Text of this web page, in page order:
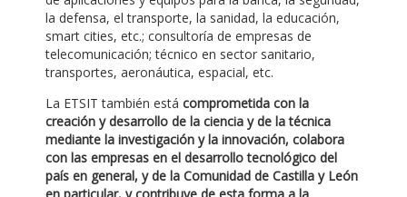
la defensa, el transporte, la sanidad, la educación,
smart cities, etc.; consultoría de empresas de
telecomunicación; técnico en sector sanitario,
transportes, aeronáutica, espacial, etc.
La ETSIT también está comprometida con la
creación y desarrollo de la ciencia y de la técnica
mediante la investigación y la innovación, colabora
con las empresas en el desarrollo tecnológico del
país en general, y de la Comunidad de Castilla y León